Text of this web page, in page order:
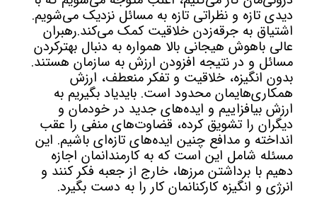
دیدی تازه و نظراتی تازه به مسائل نزدیک می‌شویم.
اشتیاق به جرقه‌زدن خلاقیت کمک می‌کند.رهبران
عالی باهوش هیجانی بالا همواره به دنبال بهترکردن
مسائل و در نتیجه افزودن ارزش به سازمان هستند.
بدون انگیزه، خلاقیت و تفکر منعطف، ارزش
همکاری‌هایمان محدود است. بایدیاد بگیریم به
ارزش بیافزاییم و ایده‌های جدید در خودمان و
دیگران را تشویق کرده، قضاوت‌ها‌ی منفی را عقب
انداخته و مدافع چنین ایده‌های تازه‌ای باشیم. این
مسئله شامل این است که به کارمندانمان اجازه
دهیم با برداشتن مرزها، خارج از جعبه فکر کنند و
انرژی و انگیزه کارکنانمان کار را به دست بگیرد.